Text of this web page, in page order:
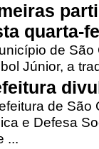
quarta-
de
Júnior, a
de São
e Defesa
...